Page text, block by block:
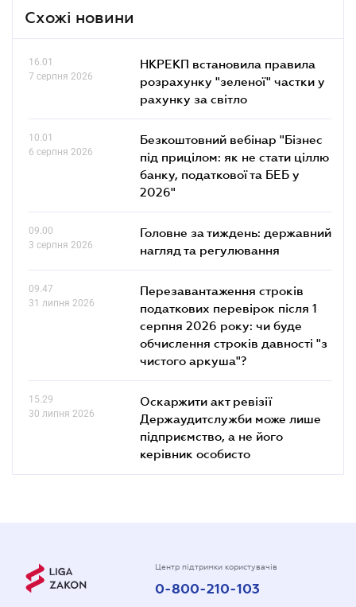
Схожі новини
16.01
7 серпня 2026
НКРЕКП встановила правила
розрахунку "зеленої" частки у
рахунку за світло
10.01
6 серпня 2026
Безкоштовний вебінар "Бізнес
під прицілом: як не стати ціллю
банку, податкової та БЕБ у
2026"
09.00
3 серпня 2026
Головне за тиждень: державний
нагляд та регулювання
09.47
31 липня 2026
Перезавантаження строків
податкових перевірок після 1
серпня 2026 року: чи буде
обчислення строків давності "з
чистого аркуша"?
15.29
30 липня 2026
Оскаржити акт ревізії
Держаудитслужби може лише
підприємство, а не його
керівник особисто
Центр підтримки користувачів
0-800-210-103